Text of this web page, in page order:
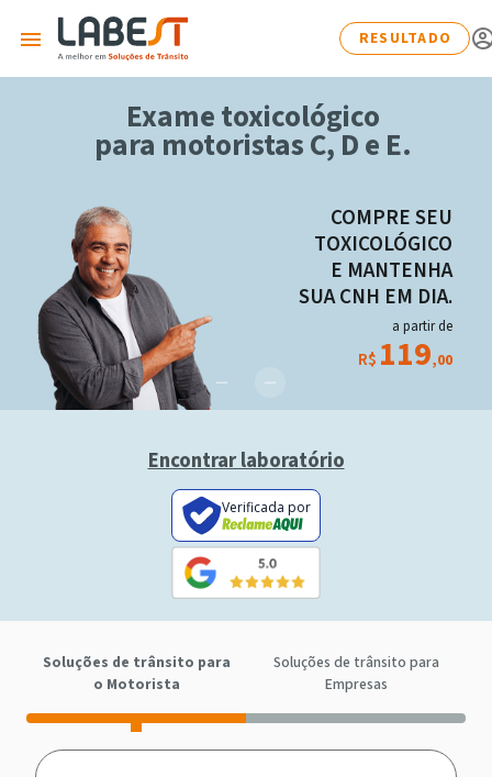
RESULTADO
Exame toxicológico
para motoristas C, D e E.
COMPRE SEU
TOXICOLÓGICO
E MANTENHA
SUA CNH EM DIA.
a partir de
R$119,00
Encontrar laboratório
Verificada por
Soluções de trânsito para
o Motorista
Soluções de trânsito para
Empresas